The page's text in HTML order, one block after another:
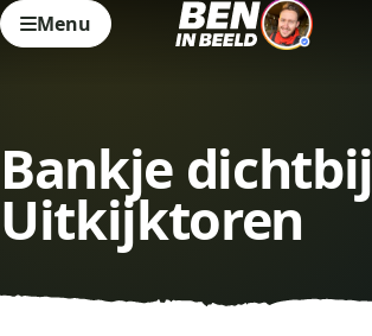
Menu
Bankje dichtbij
Uitkijktoren